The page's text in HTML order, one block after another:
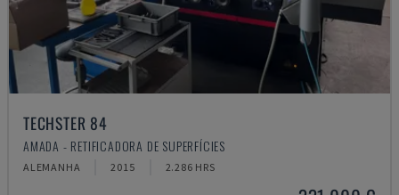
TECHSTER 84
AMADA - RETIFICADORA DE SUPERFÍCIES
ALEMANHA 2015 2.286 HRS